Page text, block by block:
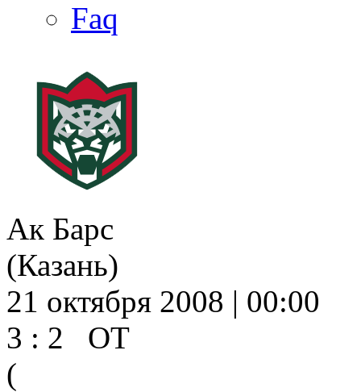
Faq
Ак Барс
(Казань)
21 октября 2008 | 00:00
3 : 2 ОТ
(